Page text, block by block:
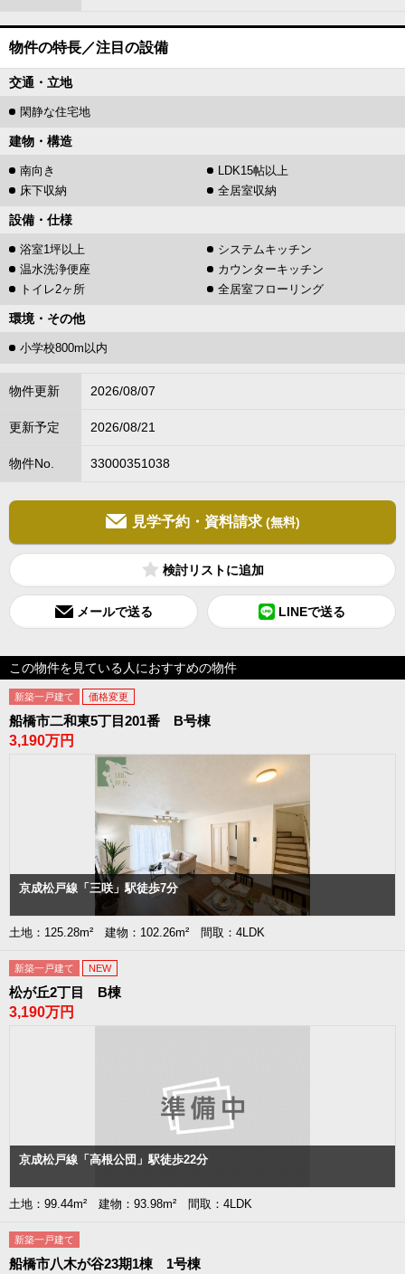
物件の特長／注目の設備
交通・立地
閑静な住宅地
建物・構造
南向き
LDK15帖以上
床下収納
全居室収納
設備・仕様
浴室1坪以上
システムキッチン
温水洗浄便座
カウンターキッチン
トイレ2ヶ所
全居室フローリング
環境・その他
小学校800m以内
物件更新 2026/08/07
更新予定 2026/08/21
物件No. 33000351038
見学予約・資料請求 (無料)
検討リスト
メールで送る LINEで送る
この物件を見ている人におすすめの物件
新築一戸建て 価格変更
船橋市二和東5丁目201番 B号棟
3,190万円
京成松戸線「三咲」駅徒歩7分
土地：125.28m² 建物：102.26m² 間取：4LDK
新築一戸建て NEW
松が丘2丁目 B棟
3,190万円
京成松戸線「高根公団」駅徒歩22分
土地：99.44m² 建物：93.98m² 間取：4LDK
新築一戸建て
船橋市八木が谷23期1棟 1号棟